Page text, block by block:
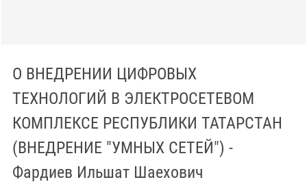
О ВНЕДРЕНИИ ЦИФРОВЫХ
ТЕХНОЛОГИЙ В ЭЛЕКТРОСЕТЕВОМ
КОМПЛЕКСЕ РЕСПУБЛИКИ ТАТАРСТАН
(ВНЕДРЕНИЕ "УМНЫХ СЕТЕЙ") -
Фардиев Ильшат Шаехович